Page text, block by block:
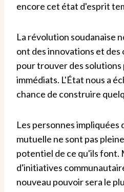
encore cet état d'esprit
La révolution soudanaise
ont des innovations et
pour trouver des solutions
immédiats. L'État nous a
chance de construire
Les personnes impliquées
mutuelle ne sont pas
potentiel de ce qu'ils font.
d'initiatives
nouveau pouvoir sera le